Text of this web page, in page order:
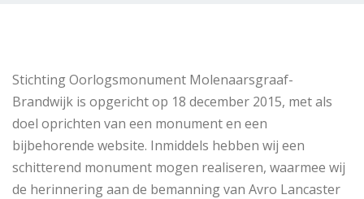
Stichting Oorlogsmonument Molenaarsgraaf-
Brandwijk is opgericht op 18 december 2015, met als
doel oprichten van een monument en een
bijbehorende website. Inmiddels hebben wij een
schitterend monument mogen realiseren, waarmee wij
de herinnering aan de bemanning van Avro Lancaster